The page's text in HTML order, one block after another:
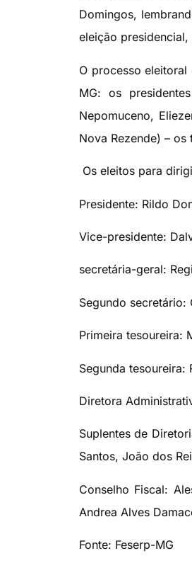
Domingos,
eleição
O processo eleitoral
MG: os
Nepomuceno,
Nova Rezende) –
Os eleitos para
Presidente: Rildo
Vice-presidente:
secretária-geral:
Segundo
Primeira tesoureira:
Segunda tesoureira:
Diretora
Suplentes de
Santos, João dos
Conselho Fiscal:
Andrea Alves
Fonte: Feserp-MG